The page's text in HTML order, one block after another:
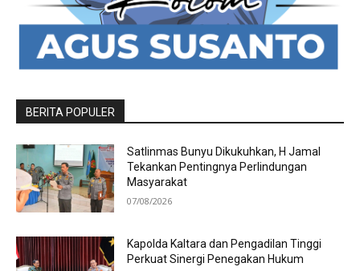
BERITA POPULER
Satlinmas Bunyu Dikukuhkan, H Jamal
Tekankan Pentingnya Perlindungan
Masyarakat
07/08/2026
Kapolda Kaltara dan Pengadilan Tinggi
Perkuat Sinergi Penegakan Hukum